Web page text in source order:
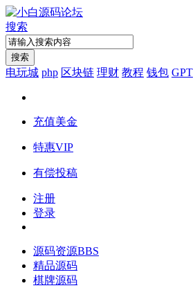
搜索
搜索
电玩城 php 区块链 理财 教程 钱包 GPT
充值美金
特惠VIP
有偿投稿
注册
登录
源码资源BBS
精品源码
棋牌源码